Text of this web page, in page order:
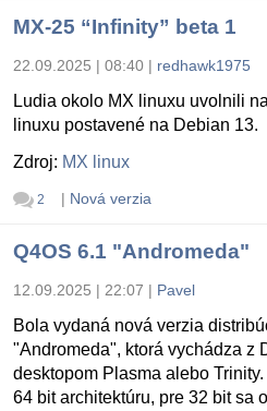
MX-25 “Infinity” beta 1
22.09.2025 | 08:40 | redhawk1975
Ludia okolo MX linuxu uvolnili
linuxu postavené na Debian 13.
Zdroj: MX linux
2 | Nová verzia
Q4OS 6.1 "Andromeda"
12.09.2025 | 22:07 | Pavel
Bola vydaná nová verzia
"Andromeda", ktorá vychádza z
desktopom Plasma alebo
64 bit architektúru, pre 32 bit sa